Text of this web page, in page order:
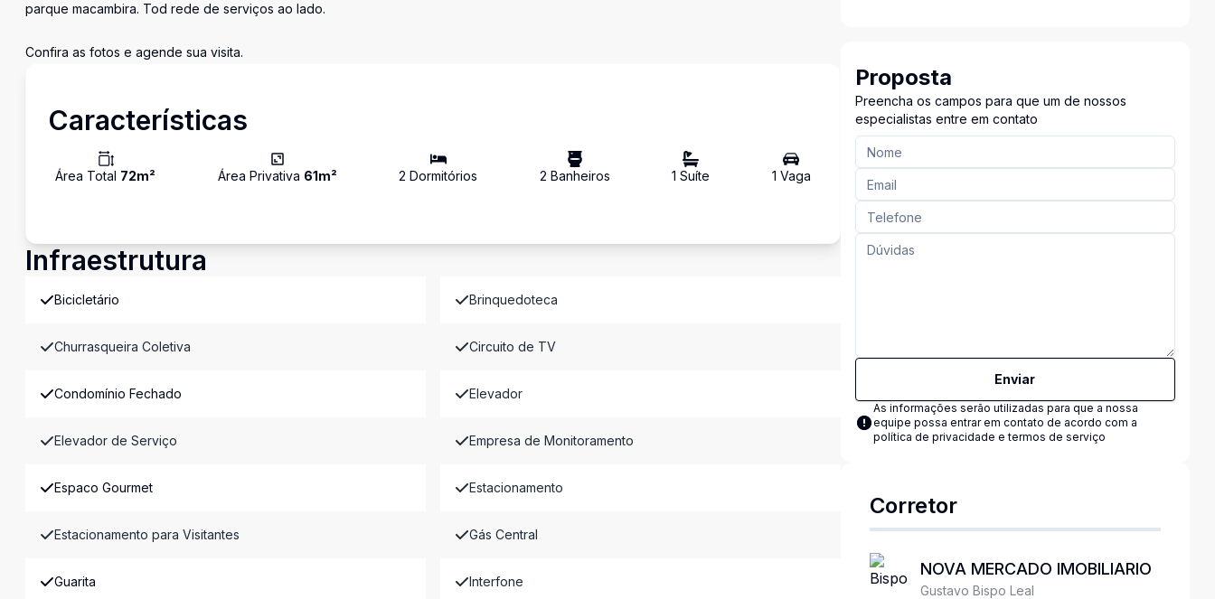
parque macambira. Tod rede de serviços ao lado.
Confira as fotos e agende sua visita.
Características
Área Total 72m² Área Privativa 61m² 2 Dormitórios 2 Banheiros 1 Suíte 1 Vaga
Infraestrutura
Bicicletário Brinquedoteca
Churrasqueira Coletiva Circuito de TV
Condomínio Fechado Elevador
Elevador de Serviço Empresa de Monitoramento
Espaco Gourmet Estacionamento
Estacionamento para Visitantes Gás Central
Guarita Interfone
Proposta
Preencha os campos para que um de nossos
especialistas entre em contato
Enviar
As informações serão utilizadas para que a nossa
equipe possa entrar em contato de acordo com a
política de privacidade e termos de serviço
Corretor
NOVA MERCADO IMOBILIARIO
Gustavo Bispo Leal